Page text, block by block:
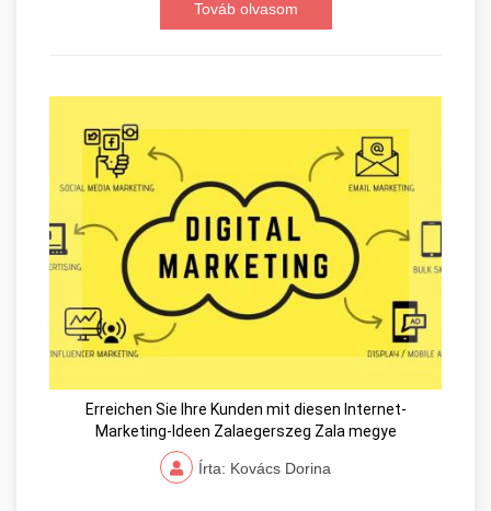
Továb olvasom
Erreichen Sie Ihre Kunden mit diesen Internet-
Marketing-Ideen Zalaegerszeg Zala megye
Írta: Kovács Dorina